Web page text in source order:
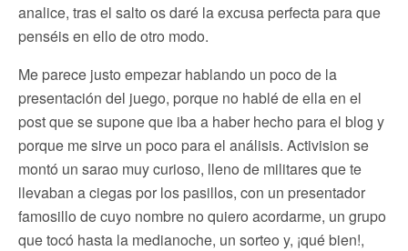
analice, tras el salto os daré la excusa perfecta para que
penséis en ello de otro modo.
Me parece justo empezar hablando un poco de la
presentación del juego, porque no hablé de ella en el
post que se supone que iba a haber hecho para el blog y
porque me sirve un poco para el análisis. Activision se
montó un sarao muy curioso, lleno de militares que te
llevaban a ciegas por los pasillos, con un presentador
famosillo de cuyo nombre no quiero acordarme, un grupo
que tocó hasta la medianoche, un sorteo y, ¡qué bien!,